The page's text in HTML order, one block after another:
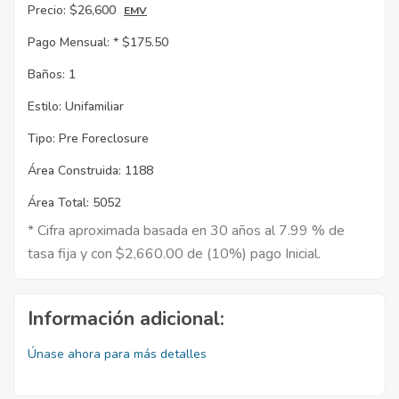
Precio: $26,600 EMV
Pago Mensual: * $175.50
Baños: 1
Estilo: Unifamiliar
Tipo: Pre Foreclosure
Área Construida: 1188
Área Total: 5052
* Cifra aproximada basada en 30 años al 7.99 % de
tasa fija y con $2,660.00 de (10%) pago Inicial.
Información adicional:
Únase ahora para más detalles